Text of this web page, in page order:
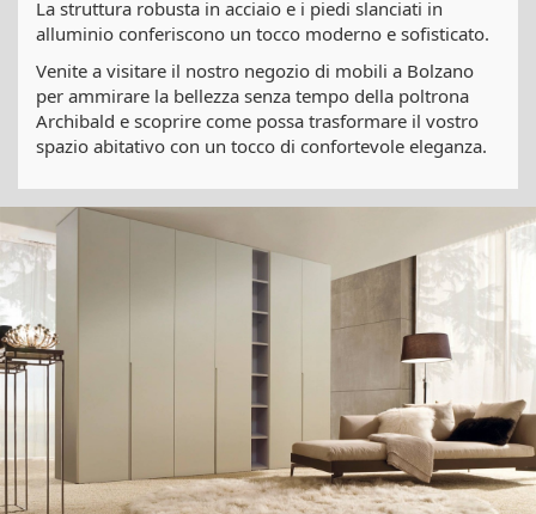
La struttura robusta in acciaio e i piedi slanciati in
alluminio conferiscono un tocco moderno e sofisticato.
Venite a visitare il nostro negozio di mobili a Bolzano
per ammirare la bellezza senza tempo della poltrona
Archibald e scoprire come possa trasformare il vostro
spazio abitativo con un tocco di confortevole eleganza.